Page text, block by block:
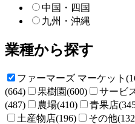
中国・四国
九州・沖縄
業種から探す
ファーマーズ マーケット
(664)
果樹園(600)
サービ
(487)
農場(410) 青果店
土産物店(196)
その他